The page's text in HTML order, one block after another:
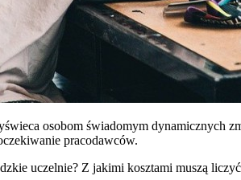
osobom świadomym
pracodawców.
uczelnie? Z jakimi kosztami muszą